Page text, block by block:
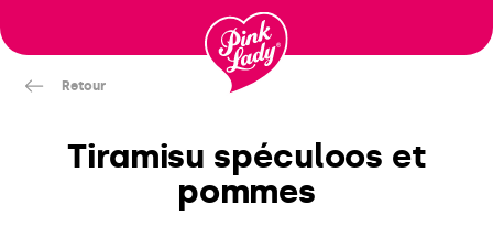
au
contenuRetour
Tiramisu spéculoos et
pommes